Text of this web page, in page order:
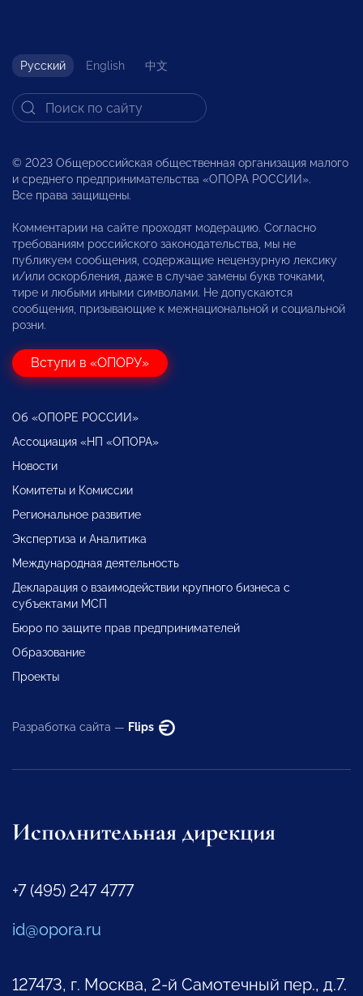
Русский English 中文
© 2023 Общероссийская общественная организация малого
и среднего предпринимательства «ОПОРА РОССИИ».
Все права защищены.
Комментарии на сайте проходят модерацию. Согласно
требованиям российского законодательства, мы не
публикуем сообщения, содержащие нецензурную лексику
и/или оскорбления, даже в случае замены букв точками,
тире и любыми иными символами. Не допускаются
сообщения, призывающие к межнациональной и социальной
розни.
Вступи в «ОПОРУ»
Об «ОПОРЕ РОССИИ»
Ассоциация «НП «ОПОРА»
Новости
Комитеты и Комиссии
Региональное развитие
Экспертиза и Аналитика
Международная деятельность
Декларация о взаимодействии крупного бизнеса с
субъектами МСП
Бюро по защите прав предпринимателей
Образование
Проекты
Разработка сайта — Flips
Исполнительная дирекция
+7 (495) 247 4777
id@opora.ru
127473, г. Москва, 2-й Самотечный пер., д.7.